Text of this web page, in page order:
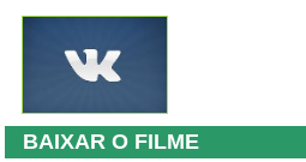
BAIXAR O FILME